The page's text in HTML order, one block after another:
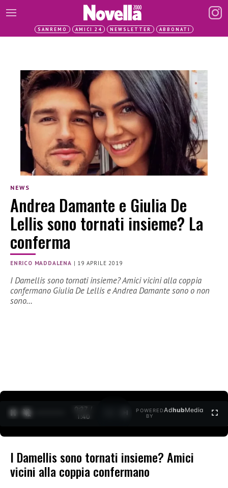
SANREMO AMICI 24 NEWSLETTER ABBONATI
NEWS
Andrea Damante e Giulia De
Lellis sono tornati insieme? La
conferma
ENRICO MADDALENA | 19 APRILE 2019
I Damellis sono tornati insieme? Amici vicini alla coppia
confermano Giulia De Lellis e Andrea Damante sono o non
sono…
0:27 /
1:40
POWERED
BY
AdhubMedia
I Damellis sono tornati insieme? Amici
vicini alla coppia confermano